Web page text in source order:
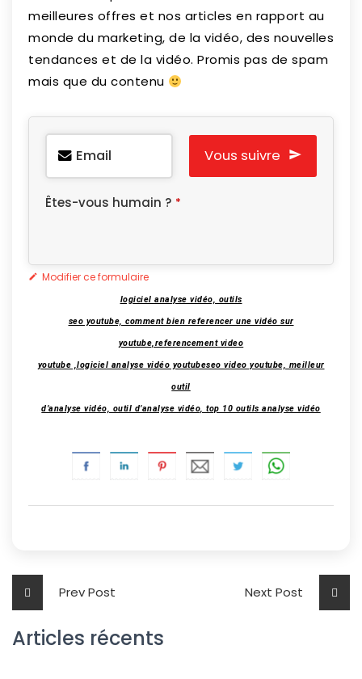
meilleures offres et nos articles en rapport au
monde du marketing, de la vidéo, des nouvelles
tendances et de la vidéo. Promis pas de spam
mais que du contenu
Email Vous suivre
Êtes-vous humain ? *
Modifier ce formulaire
logiciel analyse vidéo, outils
seo youtube, comment bien referencer une vidéo sur
youtube,referencement video
youtube ,logiciel analyse vidéo youtubeseo video youtube, meilleur
outil
d’analyse vidéo, outil d’analyse vidéo, top 10 outils analyse vidéo
Prev Post Next Post
Articles récents